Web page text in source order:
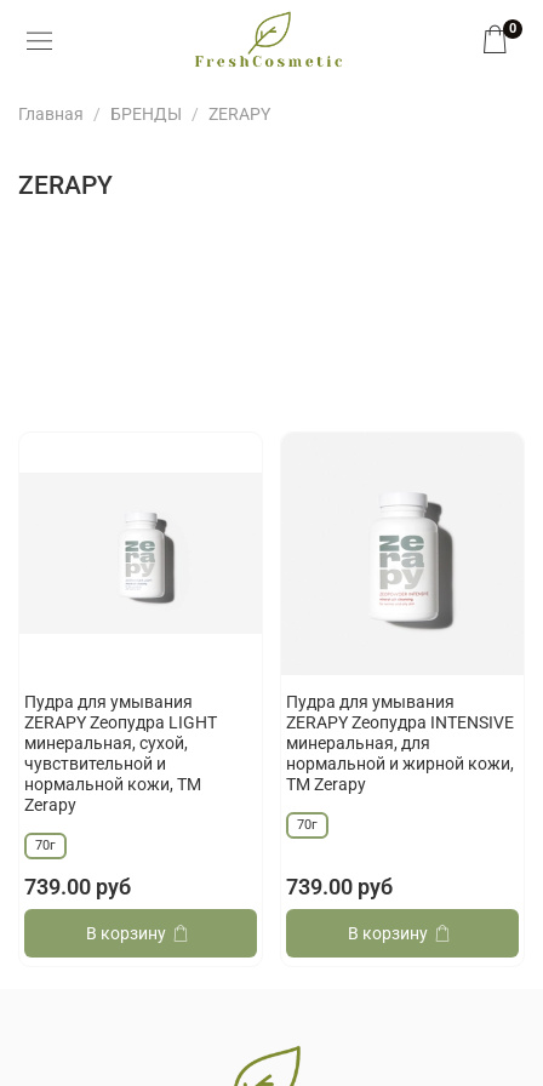
0
Главная БРЕНДЫ ZERAPY
ZERAPY
Пудра для умывания
ZERAPY Zеопудра LIGHT
минеральная, сухой,
чувствительной и
нормальной кожи, ТМ
Zerapy
70г
739.00 руб
В корзину
Пудра для умывания
ZERAPY Zеопудра INTENSIVE
минеральная, для
нормальной и жирной кожи,
ТМ Zerapy
70г
739.00 руб
В корзину